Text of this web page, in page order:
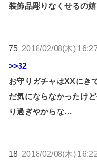
装飾品彫りなくせるの
75: 2018/02/08(木)
>>32
お守りガチャはXXにき
だ気にならなかったけ
り過ぎやからな…
18: 2018/02/08(木)